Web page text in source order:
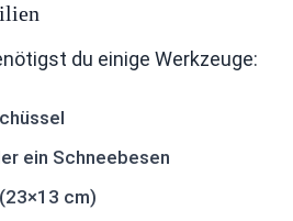
du einige Werkzeuge:
ein Schneebesen
cm)